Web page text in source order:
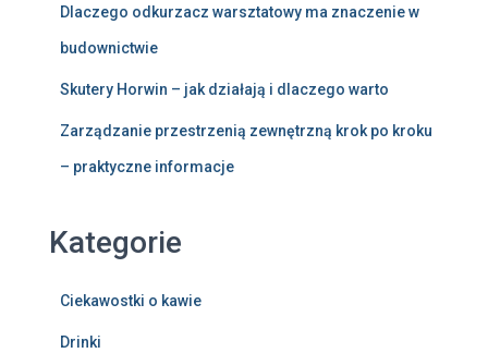
Dlaczego odkurzacz warsztatowy ma znaczenie w
budownictwie
Skutery Horwin – jak działają i dlaczego warto
Zarządzanie przestrzenią zewnętrzną krok po kroku
– praktyczne informacje
Kategorie
Ciekawostki o kawie
Drinki